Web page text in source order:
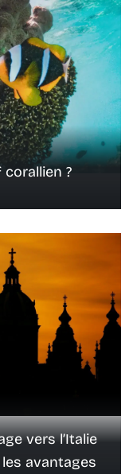
?
vers l’Italie
avantages